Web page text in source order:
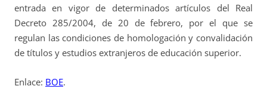
entrada en vigor de determinados artículos del Real
Decreto 285/2004, de 20 de febrero, por el que se
regulan las condiciones de homologación y convalidación
de títulos y estudios extranjeros de educación superior.
Enlace: BOE.